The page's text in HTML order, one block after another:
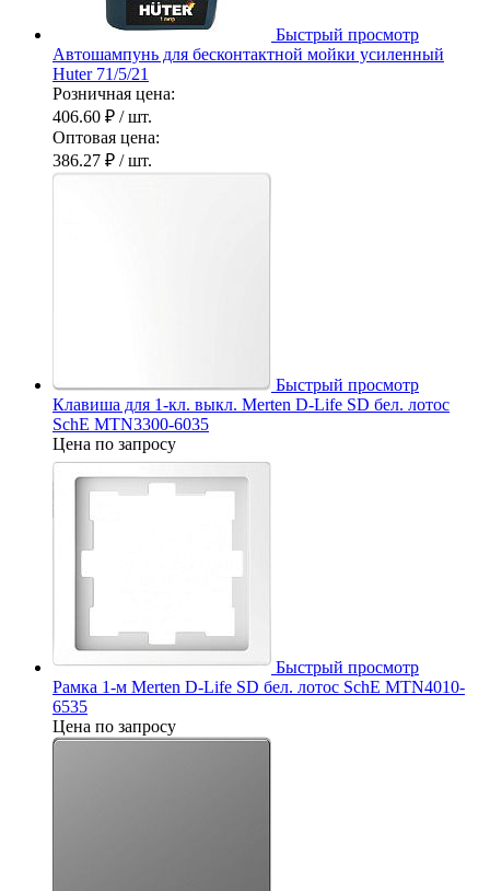
Быстрый просмотр
Автошампунь для бесконтактной мойки усиленный
Huter 71/5/21
Розничная цена:
406.60 ₽ / шт.
Оптовая цена:
386.27 ₽ / шт.
Быстрый просмотр
Клавиша для 1-кл. выкл. Merten D-Life SD бел. лотос
SchE MTN3300-6035
Цена по запросу
Быстрый просмотр
Рамка 1-м Merten D-Life SD бел. лотос SchE MTN4010-
6535
Цена по запросу